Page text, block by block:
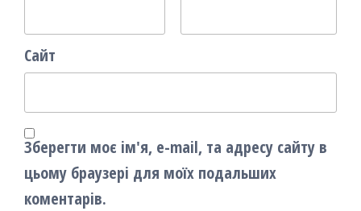
Сайт
Зберегти моє ім'я, e-mail, та адресу сайту в
цьому браузері для моїх подальших
коментарів.